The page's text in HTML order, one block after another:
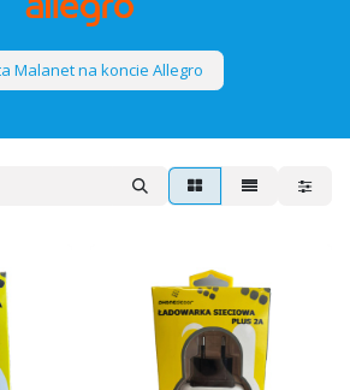
Malanet na koncie Allegro